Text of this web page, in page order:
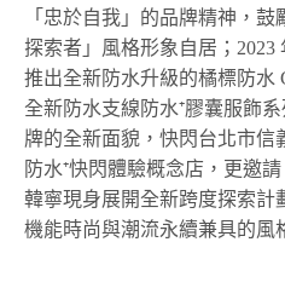
「忠於自我」的品牌精神，
探索者」風格形象自居； 2023
推出全新防水升級的橘標防水
全新防水支線防水⁺膠囊服飾
牌的全新面貌，快閃台北市信
防水⁺快閃體驗概念店，更邀
韓寧現身展開全新跨度探索計
機能時尚與潮流永續兼具的風